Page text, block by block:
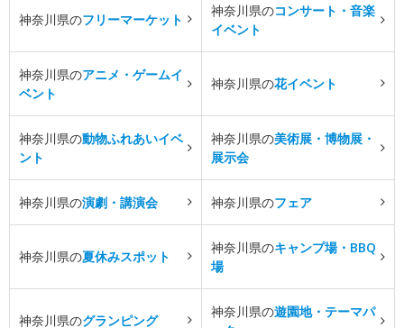
神奈川県のフリーマーケット
神奈川県のコンサート・音楽
イベント
神奈川県のアニメ・ゲームイ
ベント
神奈川県の花イベント
神奈川県の動物ふれあいイベ
ント
神奈川県の美術展・博物展・
展示会
神奈川県の演劇・講演会 神奈川県のフェア
神奈川県の夏休みスポット
神奈川県のキャンプ場・BBQ
場
神奈川県のグランピング
神奈川県の遊園地・テーマパ